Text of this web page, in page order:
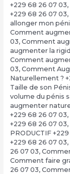
+229 68 26 07 03,
+229 68 26 07 03,
allonger mon
Comment
03, Comment
augmenter la
Comment
03, Comment
Naturellement ?
Taille de son
volume du pénis
augmenter
+229 68 26 07 03,
+229 68 26 07 03,
PRODUCTIF
+229 68 26 07 03,
26 07 03,
Comment faire
26 07 03,